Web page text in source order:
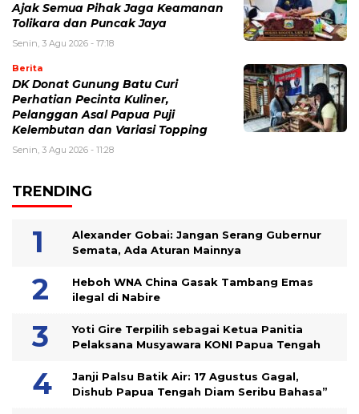
Ajak Semua Pihak Jaga Keamanan
Tolikara dan Puncak Jaya
Senin, 3 Agu 2026 - 17:18
Berita
DK Donat Gunung Batu Curi
Perhatian Pecinta Kuliner,
Pelanggan Asal Papua Puji
Kelembutan dan Variasi Topping
Senin, 3 Agu 2026 - 11:28
TRENDING
Alexander Gobai: Jangan Serang Gubernur
Semata, Ada Aturan Mainnya
Heboh WNA China Gasak Tambang Emas
ilegal di Nabire
Yoti Gire Terpilih sebagai Ketua Panitia
Pelaksana Musyawara KONI Papua Tengah
Janji Palsu Batik Air: 17 Agustus Gagal,
Dishub Papua Tengah Diam Seribu Bahasa”